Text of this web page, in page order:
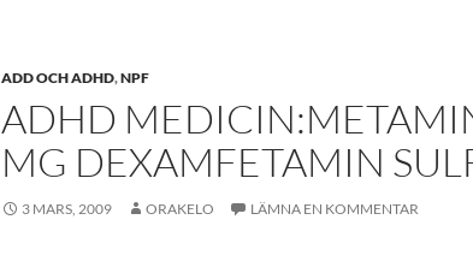
ADD OCH ADHD,NPF
ADHD
MG DEXAMFETAMIN
3 MARS, 2009 ORAKELO LÄMNA EN KOMMENTAR